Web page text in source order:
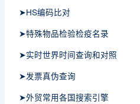
➤HS编码比对
➤特殊物品检验检疫名录
➤实时世界时间查询和对照
➤发票真伪查询
➤外贸常用各国搜索引擎